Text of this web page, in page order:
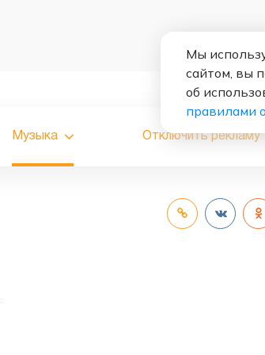
Музыка Отключить рекламу
Мы
сайтом, вы
об
правилами